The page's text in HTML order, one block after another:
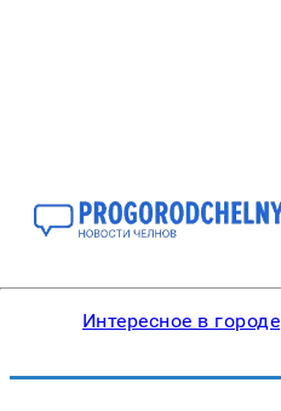
Интересное в городе